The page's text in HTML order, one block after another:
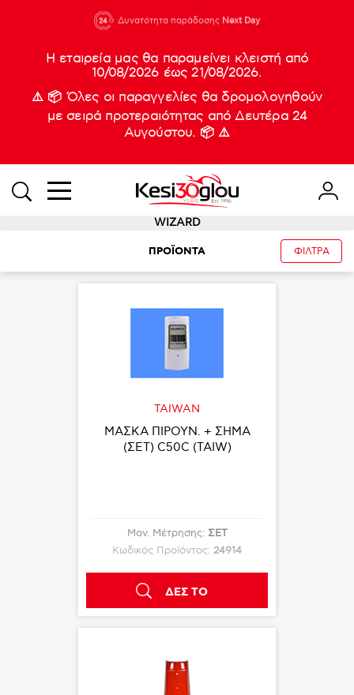
210 88 21
933
Δυνατότητα παράδοσης Next Day
Νέες
Η εταιρεία μας θα παραμείνει κλειστή από
10/08/2026 έως 21/08/2026.
⚠️ 📦 Όλες οι παραγγελίες θα δρομολογηθούν
με σειρά προτεραιότητας από Δευτέρα 24
Αυγούστου. 📦 ⚠️
WIZARD
ΠΡΟΪΟΝΤΑ ΦΙΛΤΡΑ
TAIWAN
ΜΑΣΚΑ ΠΙΡΟΥΝ. + ΣΗΜΑ
(ΣΕΤ) C50C (ΤΑΙW)
Μον. Μέτρησης: ΣΕΤ
Κωδικός Προϊόντος: 24914
ΔΕΣ ΤΟ